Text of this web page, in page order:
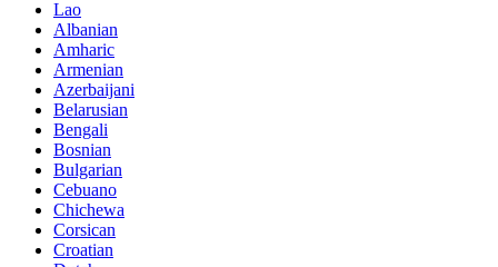
Lao
Albanian
Amharic
Armenian
Azerbaijani
Belarusian
Bengali
Bosnian
Bulgarian
Cebuano
Chichewa
Corsican
Croatian